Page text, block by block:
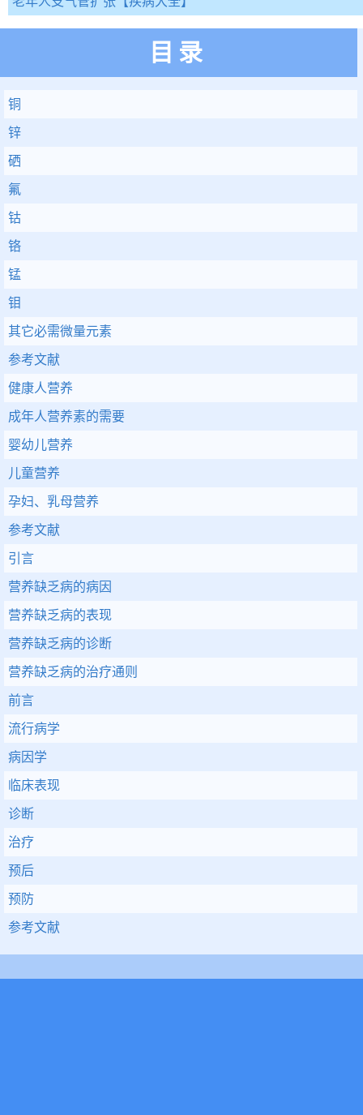
目录
铜
锌
硒
氟
钴
铬
锰
钼
其它必需微量元素
参考文献
健康人营养
成年人营养素的需要
婴幼儿营养
儿童营养
孕妇、乳母营养
参考文献
引言
营养缺乏病的病因
营养缺乏病的表现
营养缺乏病的诊断
营养缺乏病的治疗通则
前言
流行病学
病因学
临床表现
诊断
治疗
预后
预防
参考文献